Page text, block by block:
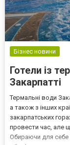
Бізнес новини
Готели із
Закарпатті
Термальні води
а також з інших
закарпатських
провести час, але
Обираючи для себе